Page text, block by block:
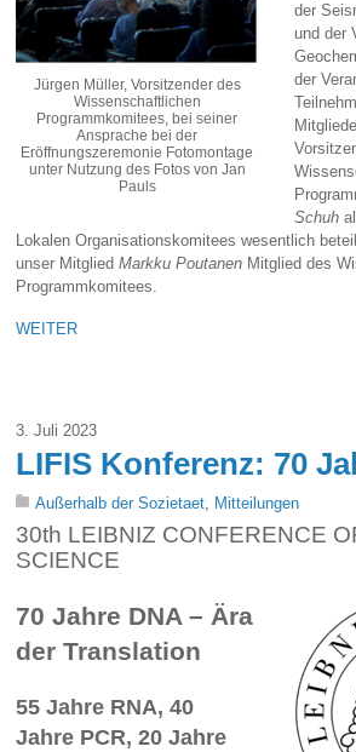
Jürgen Müller, Vorsitzender des
Wissenschaftlichen
Programmkomitees, bei seiner
Ansprache bei der
Eröffnungszeremonie Fotomontage
unter Nutzung des Fotos von Jan
Pauls
der
und der
der
Schuh
Lokalen Organisationskomitees wesentlich
unser MitgliedMarkku Poutanen Mitglied des
Programmkomitees.
WEITER
3. Juli 2023
LIFIS Konferenz: 70
Außerhalb der Sozietaet, Mitteilungen
30th LEIBNIZ CONFERENCE
SCIENCE
70 Jahre DNA – Ära
der Translation
55 Jahre RNA, 40
Jahre PCR, 20 Jahre